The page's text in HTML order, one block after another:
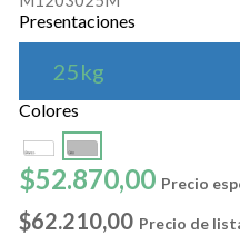
Presentaciones
25kg
Colores
$52.870,00 Precio
$62.210,00 Precio de